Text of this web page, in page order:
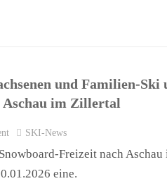
und Familien-Ski
Aschau im Zillertal
SKI-News
Freizeit nach
eine.